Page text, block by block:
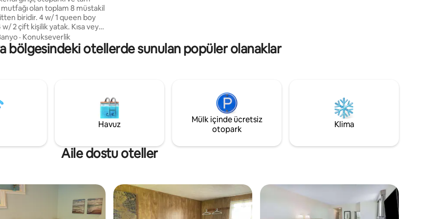
mutfağı olan toplam 8 müstakil
4 w/ 1 queen boy
çift kişilik yatak. Kısa veya
konaklamalar için mükemmel.
birkaç dakika mesafede,
kenarında, sessiz
söylüyor. Bizimle kalın
"Evergreen Inn"
keyfini çıkarın.
· Konukseverlik
bölgesindeki otellerde sunulan popüler olanaklar
Havuz
Mülk içinde ücretsiz
otopark
Klima
Aile dostu oteller